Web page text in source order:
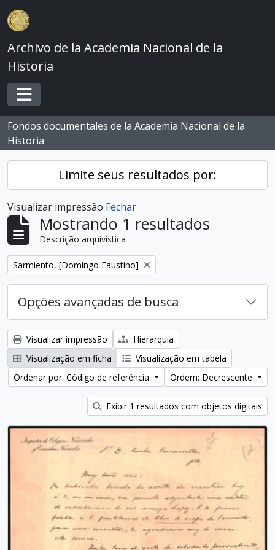
Skip to main content
Archivo de la Academia Nacional de la
Historia
Toggle navigation
Fondos documentales de la Academia Nacional de la
Historia
Limite seus resultados por:
Visualizar impressão Fechar
Mostrando 1 resultados
Descrição arquivística
Remover filtro:
Sarmiento, [Domingo Faustino]
Opções avançadas de busca
Visualizar impressão
Hierarquia
Visualização em ficha
Visualização em tabela
Ordenar por: Código de referência
Ordem: Decrescente
Exibir 1 resultados com objetos digitais